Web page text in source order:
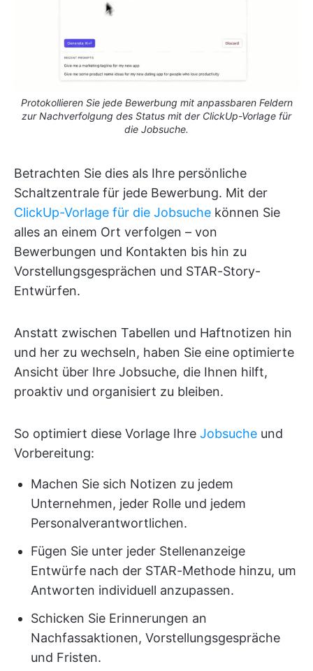
Protokollieren Sie jede Bewerbung mit anpassbaren Feldern
zur Nachverfolgung des Status mit der ClickUp-Vorlage für
die Jobsuche.
Betrachten Sie dies als Ihre persönliche
Schaltzentrale für jede Bewerbung. Mit der
ClickUp-Vorlage für die Jobsuche können Sie
alles an einem Ort verfolgen – von
Bewerbungen und Kontakten bis hin zu
Vorstellungsgesprächen und STAR-Story-
Entwürfen.
Anstatt zwischen Tabellen und Haftnotizen hin
und her zu wechseln, haben Sie eine optimierte
Ansicht über Ihre Jobsuche, die Ihnen hilft,
proaktiv und organisiert zu bleiben.
So optimiert diese Vorlage Ihre Jobsuche und
Vorbereitung:
Machen Sie sich Notizen zu jedem
Unternehmen, jeder Rolle und jedem
Personalverantwortlichen.
Fügen Sie unter jeder Stellenanzeige
Entwürfe nach der STAR-Methode hinzu, um
Antworten individuell anzupassen.
Schicken Sie Erinnerungen an
Nachfassaktionen, Vorstellungsgespräche
und Fristen.